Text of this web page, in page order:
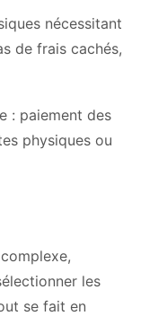
nécessitant
de frais cachés,
: paiement des
physiques ou
les
se fait en